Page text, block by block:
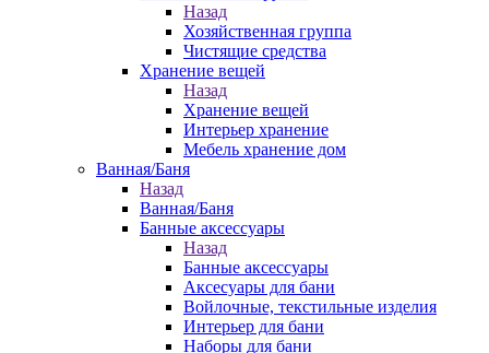
Назад
Хозяйственная группа
Чистящие средства
Хранение вещей
Назад
Хранение вещей
Интерьер хранение
Мебель хранение дом
Ванная/Баня
Назад
Ванная/Баня
Банные аксессуары
Назад
Банные аксессуары
Аксесуары для бани
Войлочные, текстильные изделия
Интерьер для бани
Наборы для бани